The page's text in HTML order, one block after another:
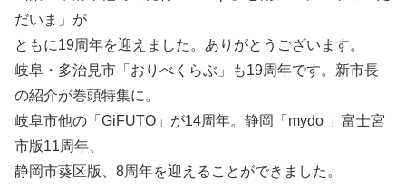
だいま」が
ともに19周年を迎えました。ありがとうございます。
岐阜・多治見市「おりべくらぶ」も19周年です。新市長
の紹介が巻頭特集に。
岐阜市他の「GiFUTO」が14周年。静岡「mydo 」富士宮
市版11周年、
静岡市葵区版、8周年を迎えることができました。